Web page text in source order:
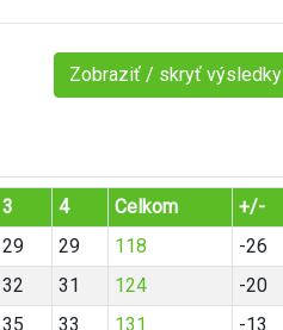
Zobraziť / skryť výsledky
3 4 Celkom
+/-
29 29 118
-26
32 31 124
-20
35 33 131
-13